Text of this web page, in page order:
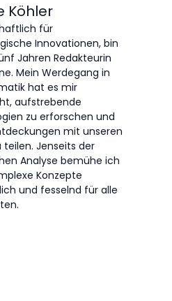
Köhler
für
Innovationen, bin
Jahren Redakteurin
Mein Werdegang in
hat es mir
aufstrebende
zu erforschen und
mit unseren
teilen. Jenseits der
Analyse bemühe ich
Konzepte
und fesselnd für alle